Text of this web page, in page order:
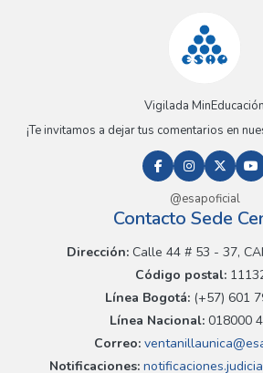
Vigilada MinEducación
¡Te invitamos a dejar tus comentarios en
@esapoficial
Contacto Sede
Dirección:Calle 44 # 53 - 37,
Código postal:
Línea Bogotá:(+57) 601
Línea Nacional: 018000
Correo:
Notificaciones: